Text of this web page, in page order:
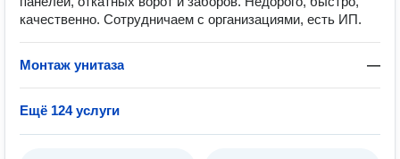
качественно. Сотрудничаем с организациями, есть ИП.
Монтаж унитаза —
Ещё 124 услуги